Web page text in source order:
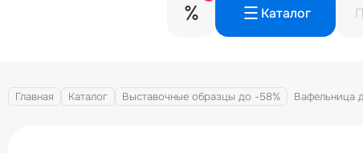
Каталог
Главная Каталог Выставочные образцы до -58% Вафельница